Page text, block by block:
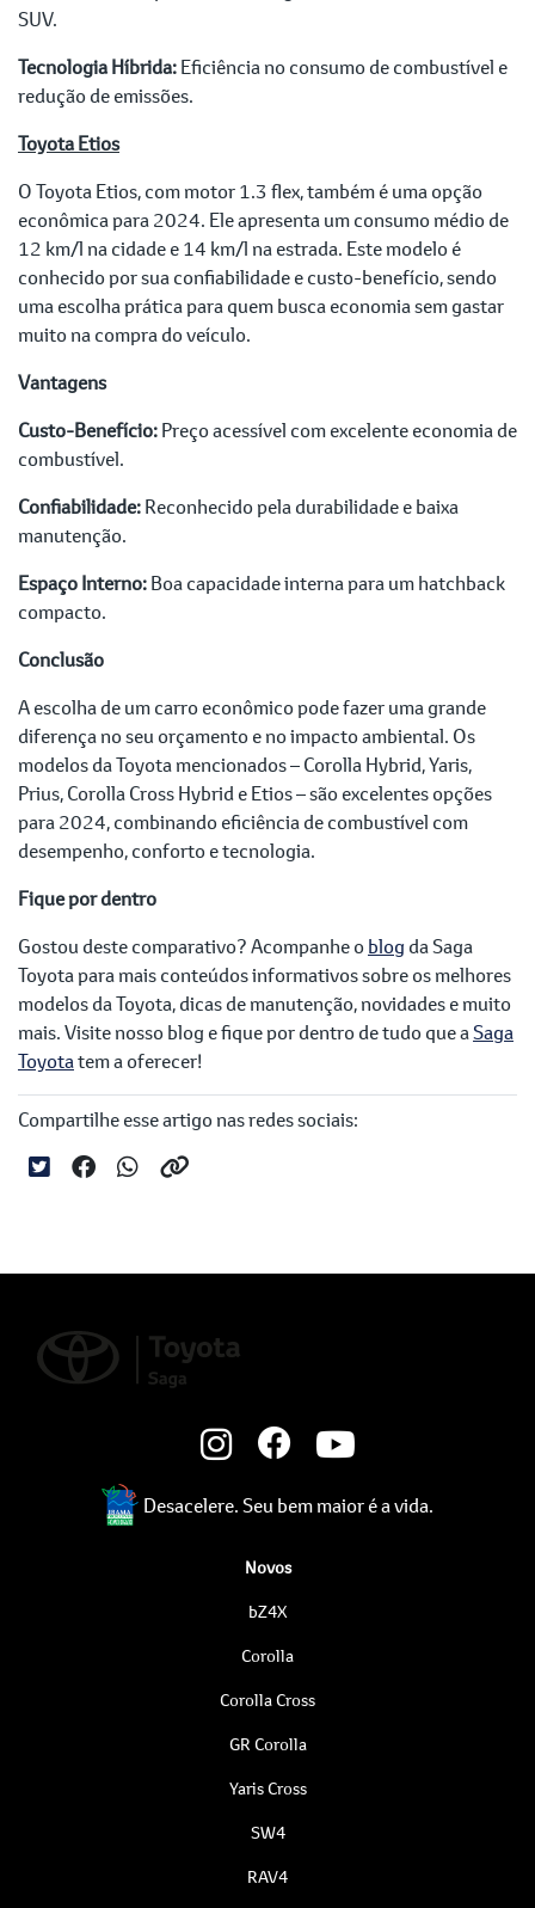
SUV.
Tecnologia Híbrida:Eficiência no consumo de combustível e
redução de emissões.
Toyota Etios
O Toyota Etios, com motor 1.3 flex, também é uma opção
econômica para 2024. Ele apresenta um consumo médio de
12 km/l na cidade e 14 km/l na estrada. Este modelo é
conhecido por sua confiabilidade e custo-benefício, sendo
uma escolha prática para quem busca economia sem gastar
muito na compra do veículo.
Vantagens
Custo-Benefício:Preço acessível com excelente economia de
combustível.
Confiabilidade:Reconhecido pela durabilidade e baixa
manutenção.
Espaço Interno:Boa capacidade interna para um hatchback
compacto.
Conclusão
A escolha de um carro econômico pode fazer uma grande
diferença no seu orçamento e no impacto ambiental. Os
modelos da Toyota mencionados – Corolla Hybrid, Yaris,
Prius, Corolla Cross Hybrid e Etios – são excelentes opções
para 2024, combinando eficiência de combustível com
desempenho, conforto e tecnologia.
Fique por dentro
Gostou deste comparativo? Acompanhe o blogda Saga
Toyota para mais conteúdos informativos sobre os melhores
modelos da Toyota, dicas de manutenção, novidades e muito
mais. Visite nosso blog e fique por dentro de tudo que aSaga
Toyotatem a oferecer!
Compartilhe esse artigo nas redes sociais:
Desacelere. Seu bem maior é a vida.
Novos
bZ4X
Corolla
Corolla Cross
GR Corolla
Yaris Cross
SW4
RAV4